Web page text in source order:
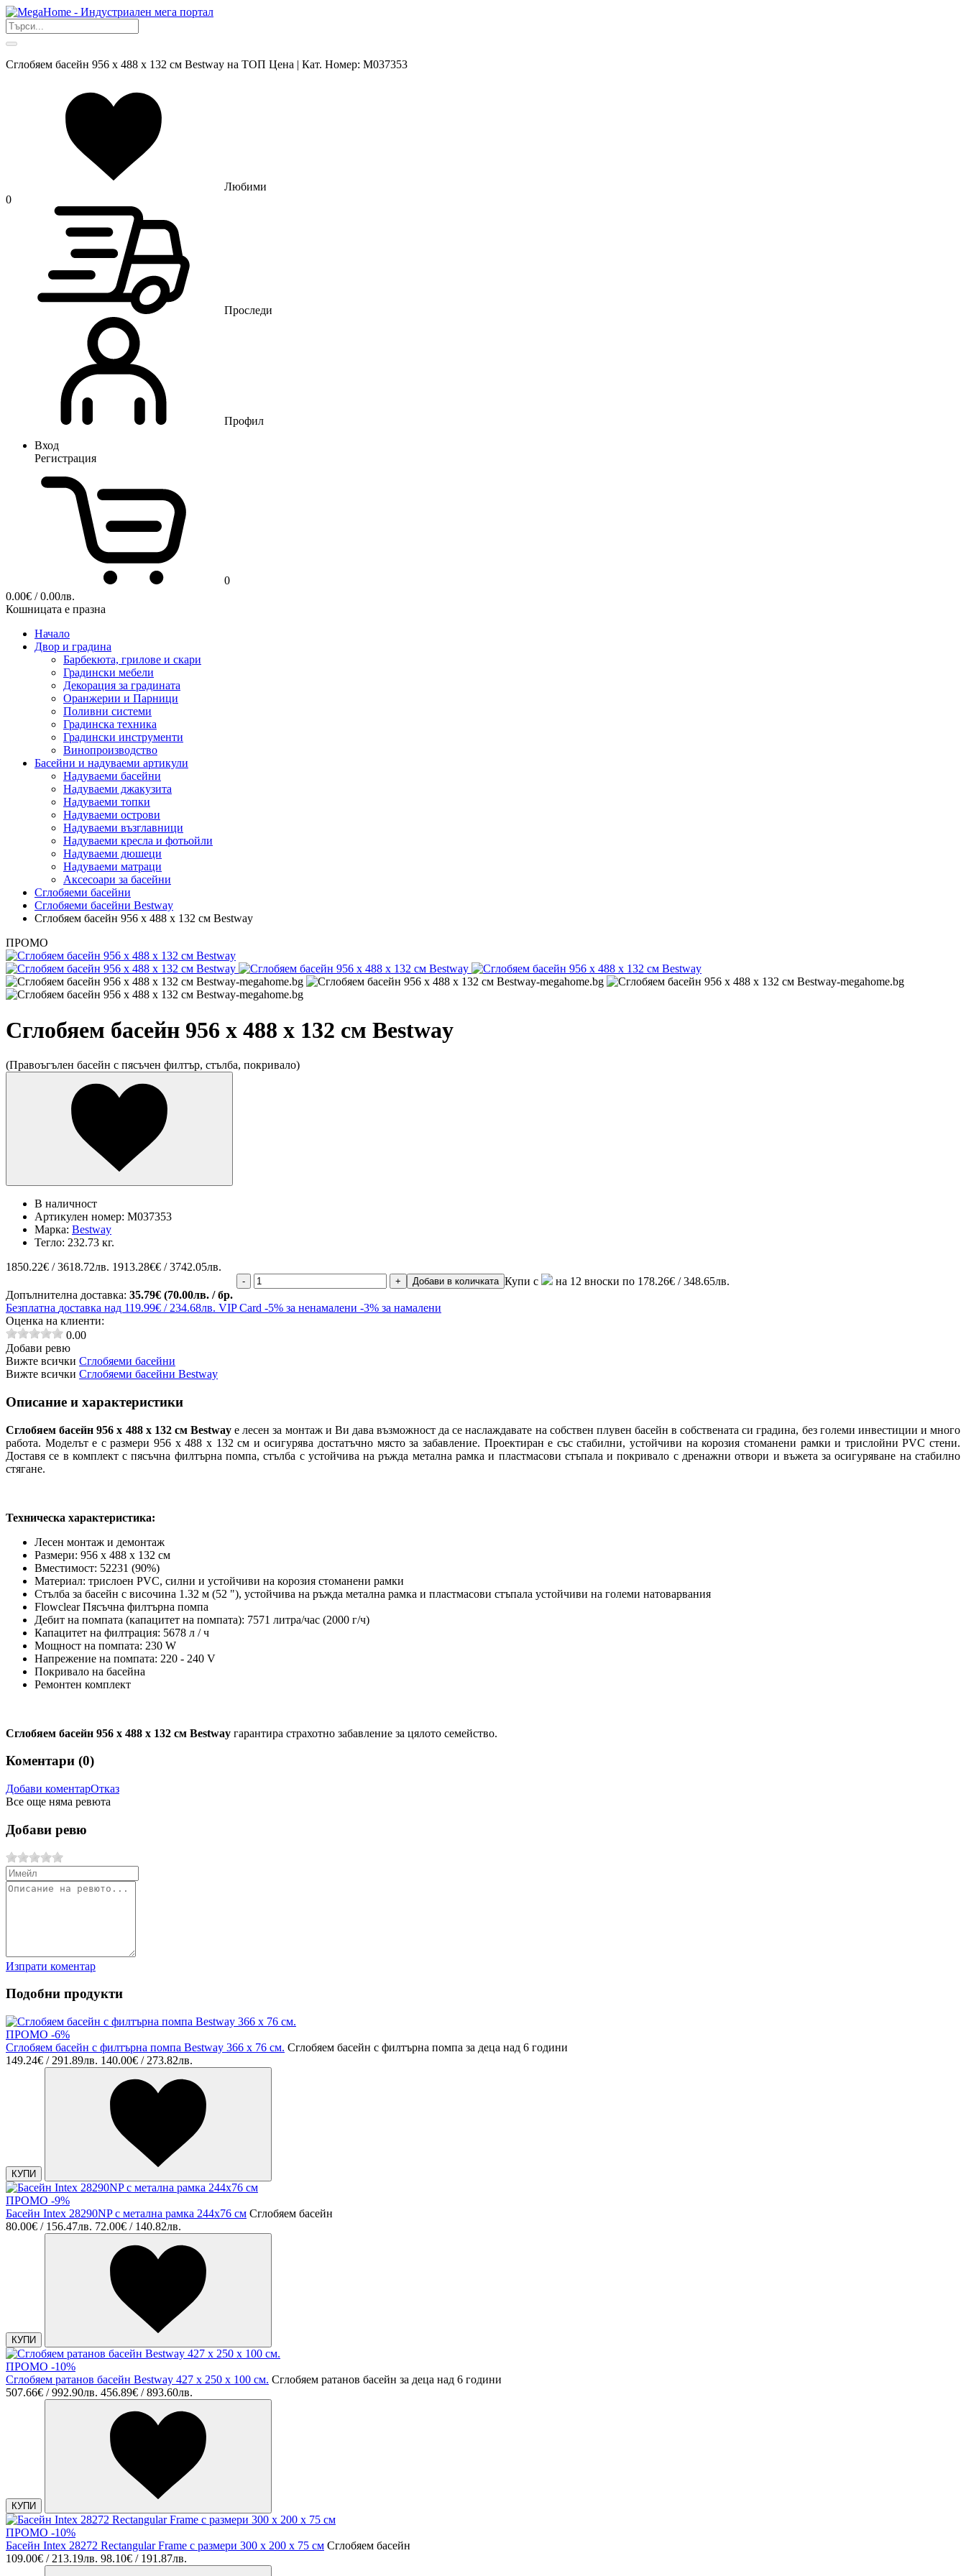
Сглобяем басейн 956 x 488 x 132 см Bestway на ТОП Цена | Кат. Номер: M037353
Любими
0
Проследи
Профил
Вход
Регистрация
0
0.00€ / 0.00лв.
Кошницата е празна
Начало
Двор и градина
Барбекюта, грилове и скари
Градински мебели
Декорация за градината
Оранжерии и Парници
Поливни системи
Градинска техника
Градински инструменти
Винопроизводство
Басейни и надуваеми артикули
Надуваеми басейни
Надуваеми джакузита
Надуваеми топки
Надуваеми острови
Надуваеми възглавници
Надуваеми кресла и фотьойли
Надуваеми дюшеци
Надуваеми матраци
Аксесоари за басейни
Сглобяеми басейни
Сглобяеми басейни Bestway
Сглобяем басейн 956 x 488 x 132 см Bestway
ПРОМО
Сглобяем басейн 956 x 488 x 132 см Bestway
(Правоъгълен басейн с пясъчен филтър, стълба, покривало)
В наличност
Артикулен номер: M037353
Марка: Bestway
Тегло: 232.73 кг.
1850.22€ / 3618.72лв. 1913.28€€ / 3742.05лв.
- + Добави в количката Купи с
на 12 вноски по 178.26€ / 348.65лв.
Допълнителна доставка: 35.79€ (70.00лв. / бр.
Безплатна доставка над 119.99€ / 234.68лв. VIP Card -5% за ненамалени -3% за намалени
Оценка на клиенти:
0.00
Добави ревю
Вижте всички Сглобяеми басейни
Вижте всички Сглобяеми басейни Bestway
Описание и характеристики
Сглобяем басейн 956 x 488 x 132 см Bestway е лесен за монтаж и Ви дава възможност да се наслаждавате на собствен плувен басейн в собствената си градина, без големи инвестиции и много
работа. Моделът е с размери 956 x 488 x 132 см и осигурява достатъчно място за забавление. Проектиран е със стабилни, устойчиви на корозия стоманени рамки и трислойни PVC стени.
Доставя се в комплект с пясъчна филтърна помпа, стълба с устойчива на ръжда метална рамка и пластмасови стъпала и покривало с дренажни отвори и въжета за осигуряване на стабилно
стягане.
Техническа характеристика:
Лесен монтаж и демонтаж
Размери: 956 x 488 x 132 см
Вместимост: 52231 (90%)
Материал: трислоен PVC, силни и устойчиви на корозия стоманени рамки
Стълба за басейн с височина 1.32 м (52 "), устойчива на ръжда метална рамка и пластмасови стъпала устойчиви на големи натоварвания
Flowclear Пясъчна филтърна помпа
Дебит на помпата (капацитет на помпата): 7571 литра/час (2000 г/ч)
Капацитет на филтрация: 5678 л / ч
Мощност на помпата: 230 W
Напрежение на помпата: 220 - 240 V
Покривало на басейна
Ремонтен комплект
Сглобяем басейн 956 x 488 x 132 см Bestway гарантира страхотно забавление за цялото семейство.
Коментари (0)
Добави коментарОтказ
Все още няма ревюта
Добави ревю
Изпрати коментар
Подобни продукти
ПРОМО -6%
Сглобяем басейн с филтърна помпа Bestway 366 х 76 см. Сглобяем басейн с филтърна помпа за деца над 6 години
149.24€ / 291.89лв. 140.00€ / 273.82лв.
КУПИ
ПРОМО -9%
Басейн Intex 28290NP с метална рамка 244x76 см Сглобяем басейн
80.00€ / 156.47лв. 72.00€ / 140.82лв.
КУПИ
ПРОМО -10%
Сглобяем ратанов басейн Bestway 427 x 250 х 100 см. Сглобяем ратанов басейн за деца над 6 години
507.66€ / 992.90лв. 456.89€ / 893.60лв.
КУПИ
ПРОМО -10%
Басейн Intex 28272 Rectangular Frame с размери 300 х 200 х 75 см Сглобяем басейн
109.00€ / 213.19лв. 98.10€ / 191.87лв.